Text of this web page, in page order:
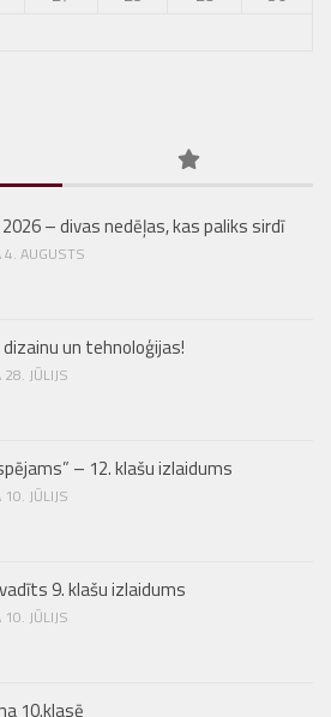
– divas nedēļas, kas paliks sirdī
AUGUSTS
un tehnoloģijas!
JŪLIJS
– 12. klašu izlaidums
JŪLIJS
9. klašu izlaidums
JŪLIJS
10.klasē